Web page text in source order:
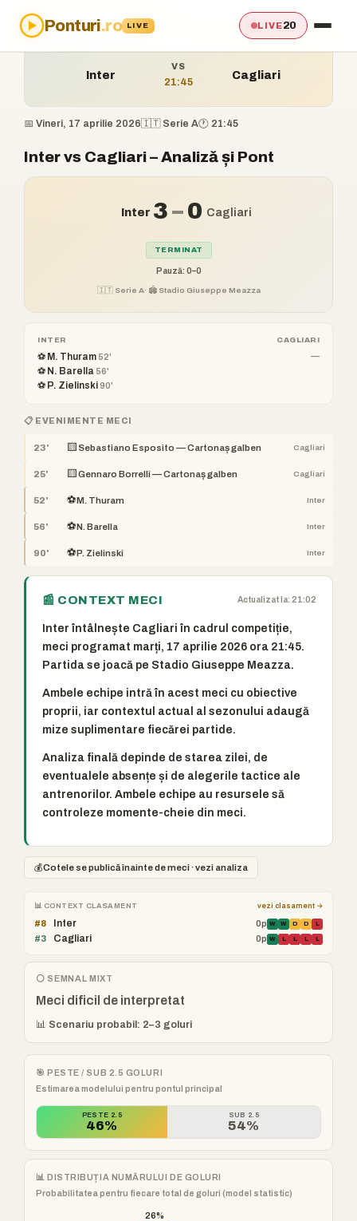
Ponturi.ro LIVE LIVE20
Acasă›Ponturi›Inter vs Cagliari
Inter
VS
21:45
Cagliari
📅 Vineri, 17 aprilie 2026🇮🇹 Serie A🕐 21:45
Inter vs Cagliari – Analiză și Pont
Inter 3–0 Cagliari
TERMINAT
Pauză: 0–0
🇮🇹 Serie A· 🏟️ Stadio Giuseppe Meazza
INTER
⚽ M. Thuram 52'
⚽ N. Barella 56'
⚽ P. Zielinski90'
CAGLIARI
—
📋 EVENIMENTE MECI
23' 🟨 Sebastiano Esposito — Cartonaș galben Cagliari
25' 🟨 Gennaro Borrelli — Cartonaș galben Cagliari
52' ⚽M. Thuram Inter
56' ⚽N. Barella Inter
90' ⚽P. Zielinski Inter
📰 CONTEXT MECI Actualizat la: 21:02
Inter întâlnește Cagliari în cadrul competiție,
meci programat marți, 17 aprilie 2026 ora 21:45.
Partida se joacă pe Stadio Giuseppe Meazza.
Ambele echipe intră în acest meci cu obiective
proprii, iar contextul actual al sezonului adaugă
mize suplimentare fiecărei partide.
Analiza finală depinde de starea zilei, de
eventualele absențe și de alegerile tactice ale
antrenorilor. Ambele echipe au resursele să
controleze momente-cheie din meci.
💰Cotele se publică înainte de meci · vezi analiza
📊 CONTEXT CLASAMENT vezi clasament →
#8 Inter 0p W W D D L
#3 Cagliari 0p W L L L L
⚪ SEMNAL MIXT
Meci dificil de interpretat
📊 Scenariu probabil: 2–3 goluri
🎯 PESTE / SUB 2.5 GOLURI
Estimarea modelului pentru pontul principal
PESTE 2.5
46%
SUB 2.5
54%
📊 DISTRIBUȚIA NUMĂRULUI DE GOLURI
Probabilitatea pentru fiecare total de goluri (model statistic)
26%